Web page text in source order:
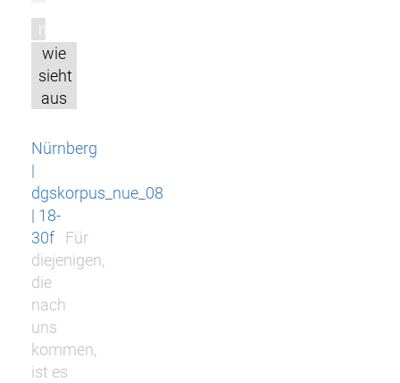
m
wie
sieht
aus
Nürnberg
|
dgskorpus_nue_08
| 18-
30f
Für
diejenigen,
die
nach
uns
kommen,
ist es